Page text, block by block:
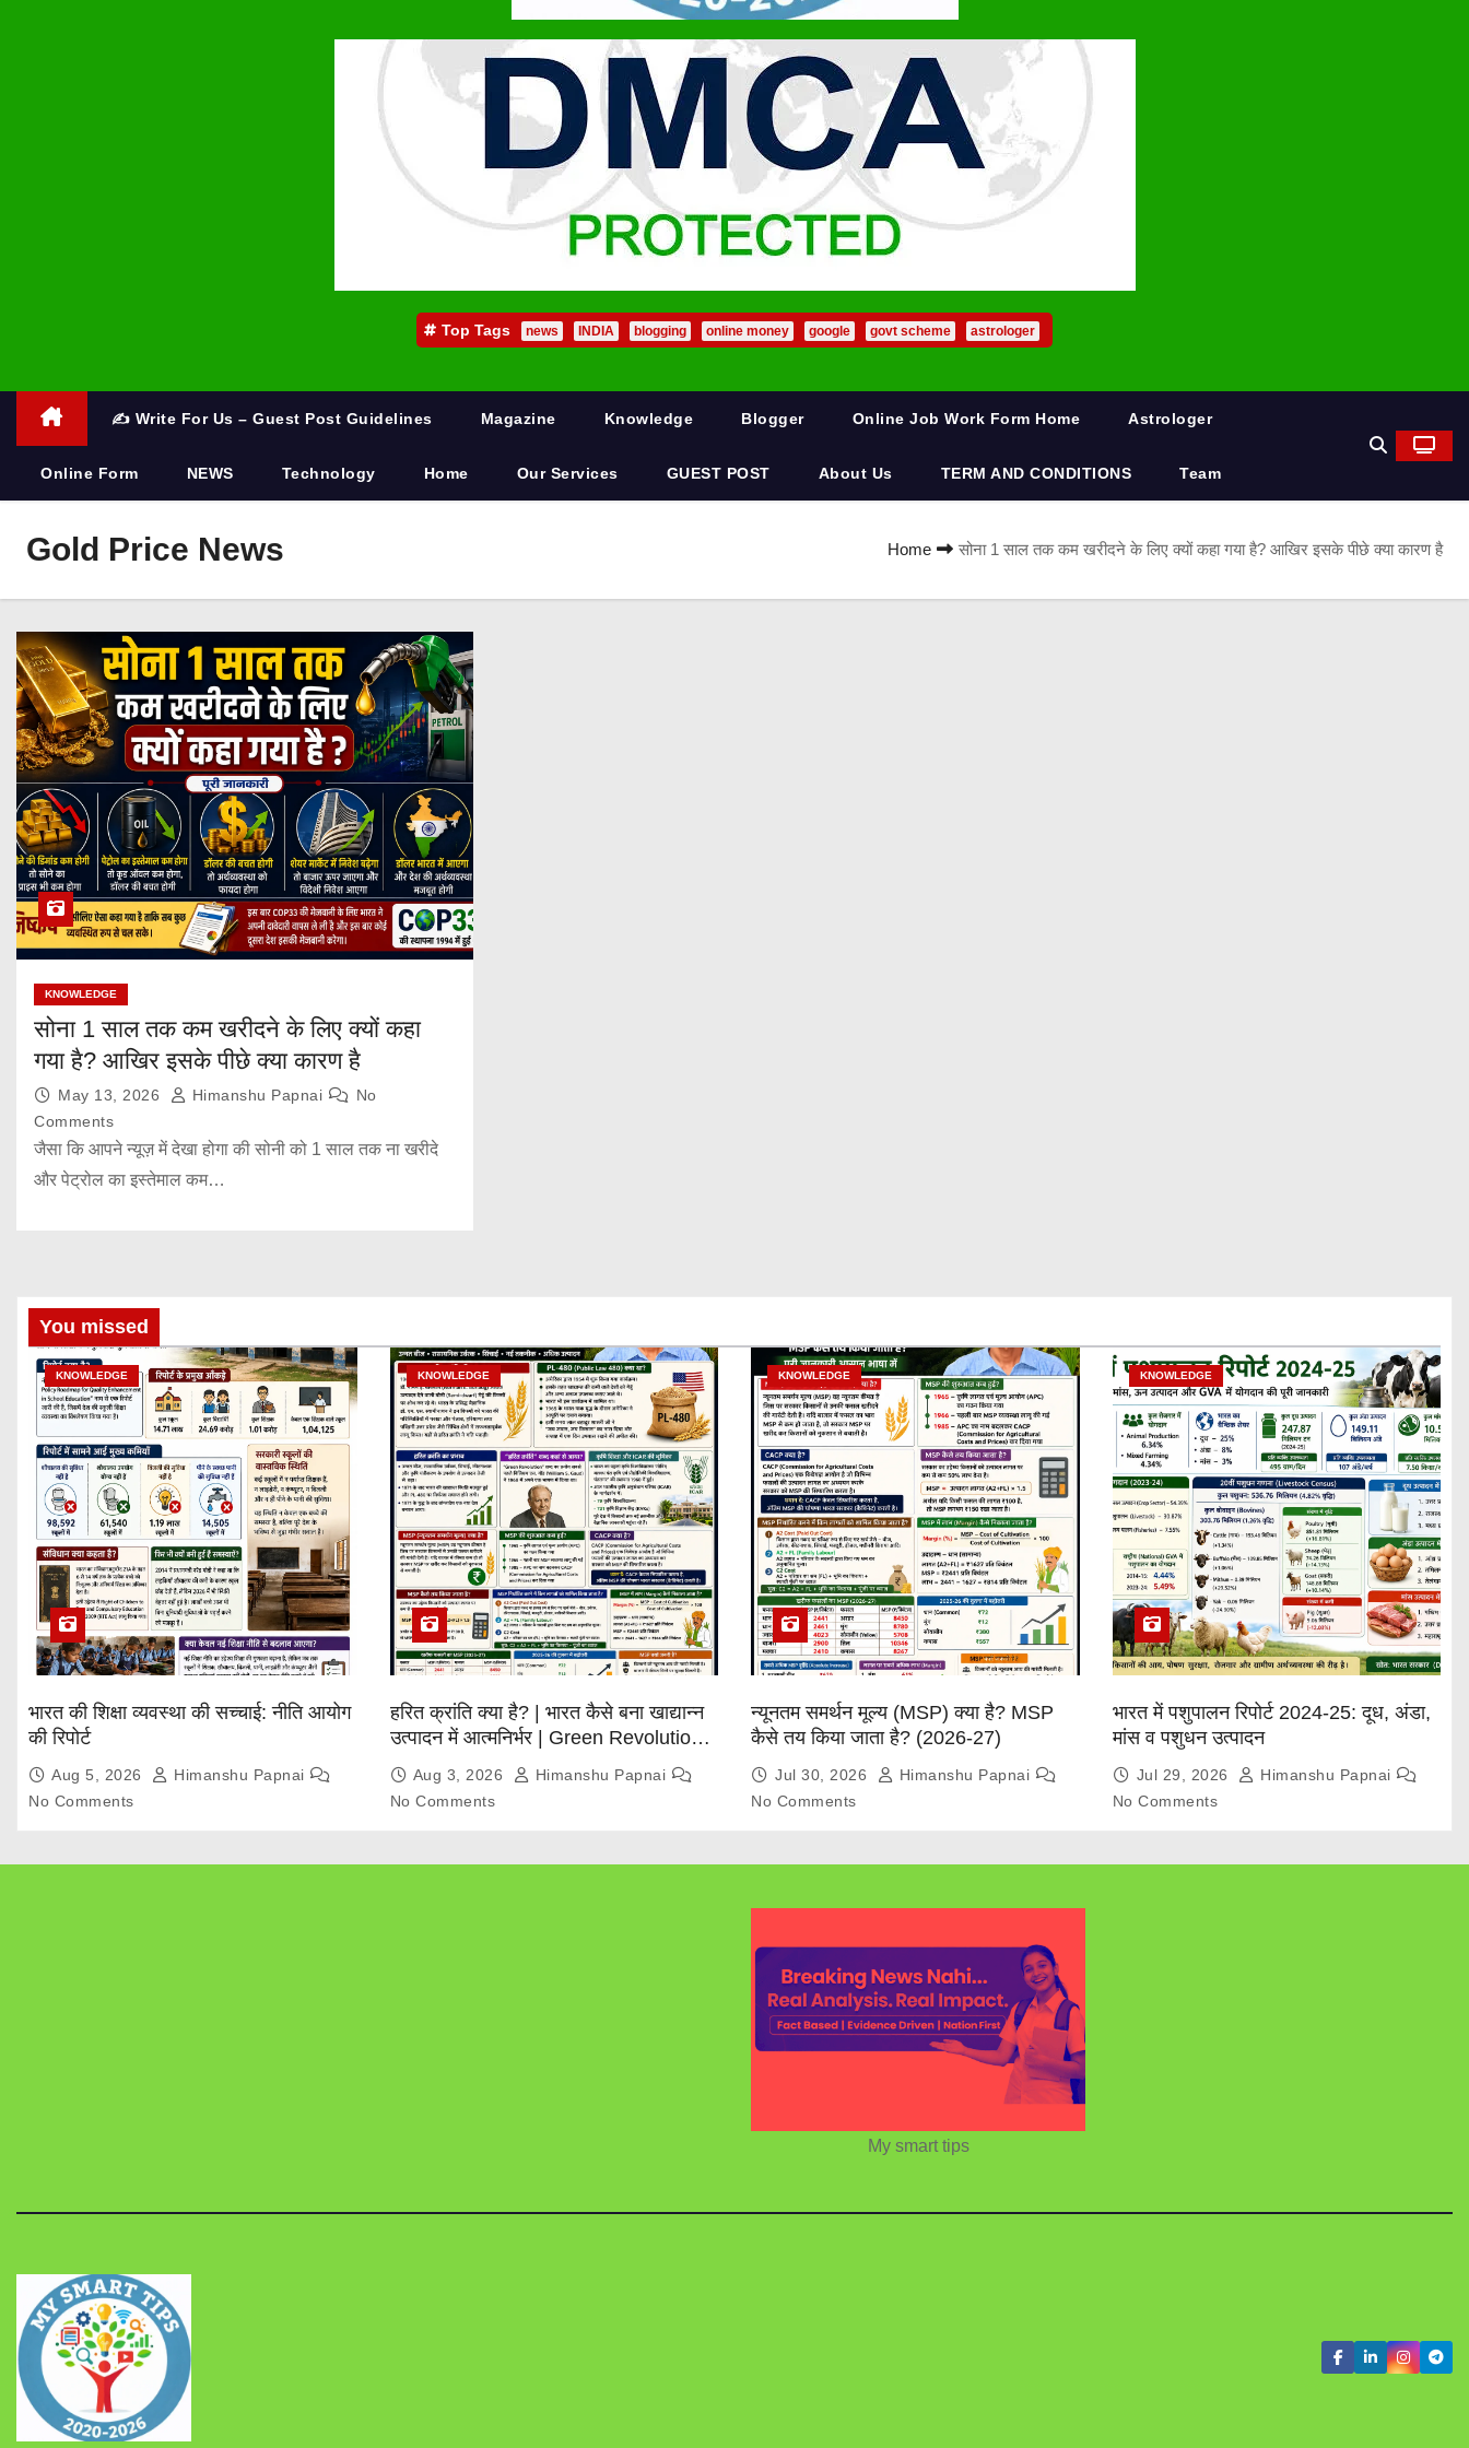
Top Tags news INDIA blogging online money google govt scheme astrologer
✍️ Write For Us – Guest Post Guidelines Magazine Knowledge Blogger Online Job Work Form Home Astrologer
Online Form NEWS Technology Home Our Services GUEST POST About Us TERM AND CONDITIONS Team
Gold Price News Home सोना 1 साल तक कम खरीदने के लिए क्यों कहा गया है? आखिर इसके पीछे क्या कारण है
KNOWLEDGE
सोना 1 साल तक कम खरीदने के लिए क्यों कहा
गया है? आखिर इसके पीछे क्या कारण है
May 13, 2026 Himanshu Papnai
No
Comments
जैसा कि आपने न्यूज़ में देखा होगा की सोनी को 1 साल तक ना खरीदे
और पेट्रोल का इस्तेमाल कम…
You missed
KNOWLEDGE
भारत की शिक्षा व्यवस्था की सच्चाई: नीति आयोग
की रिपोर्ट
Aug 5, 2026
Himanshu Papnai
No Comments
KNOWLEDGE
हरित क्रांति क्या है? | भारत कैसे बना खाद्यान्न
उत्पादन में आत्मनिर्भर | Green Revolution
Explained
Aug 3, 2026
Himanshu Papnai
No Comments
KNOWLEDGE
न्यूनतम समर्थन मूल्य (MSP) क्या है? MSP
कैसे तय किया जाता है? (2026-27)
Jul 30, 2026
Himanshu Papnai
No Comments
KNOWLEDGE
भारत में पशुपालन रिपोर्ट 2024-25: दूध, अंडा,
मांस व पशुधन उत्पादन
Jul 29, 2026
Himanshu Papnai
No Comments
My smart tips